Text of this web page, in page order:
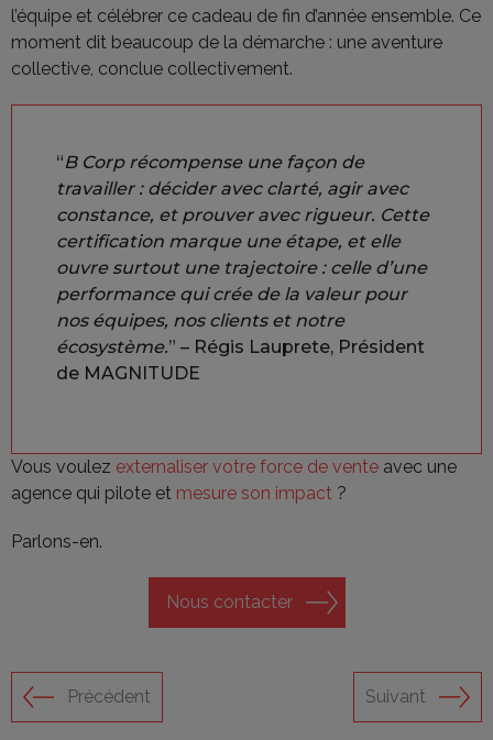
l’équipe et célébrer ce cadeau de fin d’année ensemble. Ce
moment dit beaucoup de la démarche : une aventure
collective, conclue collectivement.
“B Corp récompense une façon de
travailler : décider avec clarté, agir avec
constance, et prouver avec rigueur. Cette
certification marque une étape, et elle
ouvre surtout une trajectoire : celle d’une
performance qui crée de la valeur pour
nos équipes, nos clients et notre
écosystème.” – Régis Lauprete, Président
de MAGNITUDE
Vous voulez externaliser votre force de vente avec une
agence qui pilote et mesure son impact ?
Parlons-en.
Nous contacter
Précédent Suivant